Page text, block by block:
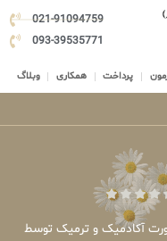
021-91094759
093-39535771
پرداخت همکاری وبلاگ
آکادمیک و ترمیک توسط